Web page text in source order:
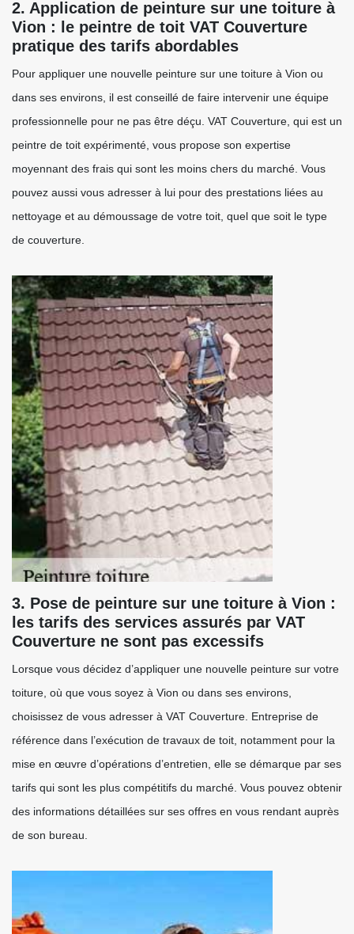
2. Application de peinture sur une toiture à
Vion : le peintre de toit VAT Couverture
pratique des tarifs abordables
Pour appliquer une nouvelle peinture sur une toiture à Vion ou
dans ses environs, il est conseillé de faire intervenir une équipe
professionnelle pour ne pas être déçu. VAT Couverture, qui est un
peintre de toit expérimenté, vous propose son expertise
moyennant des frais qui sont les moins chers du marché. Vous
pouvez aussi vous adresser à lui pour des prestations liées au
nettoyage et au démoussage de votre toit, quel que soit le type
de couverture.
3. Pose de peinture sur une toiture à Vion :
les tarifs des services assurés par VAT
Couverture ne sont pas excessifs
Lorsque vous décidez d’appliquer une nouvelle peinture sur votre
toiture, où que vous soyez à Vion ou dans ses environs,
choisissez de vous adresser à VAT Couverture. Entreprise de
référence dans l’exécution de travaux de toit, notamment pour la
mise en œuvre d’opérations d’entretien, elle se démarque par ses
tarifs qui sont les plus compétitifs du marché. Vous pouvez obtenir
des informations détaillées sur ses offres en vous rendant auprès
de son bureau.